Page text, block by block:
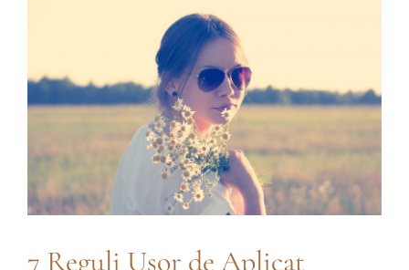
7 Reguli Ușor de Aplicat